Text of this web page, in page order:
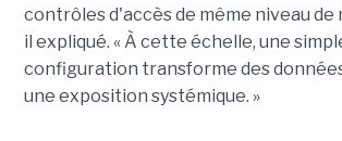
contrôles d'accès de même niveau de
il expliqué. « À cette échelle, une
configuration transforme des
une exposition systémique. »